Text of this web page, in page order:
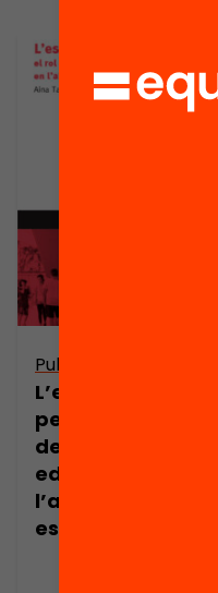
Publicació
L’escola no és
per a tu: el rol
dels centres
educatius en
l’abandonament
escolar